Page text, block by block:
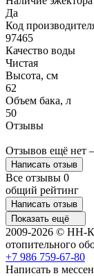
Да
Код
97465
Качество воды
Чистая
Высота, см
62
Объем бака, л
50
Отзывы
Отзывов ещё нет
Написать отзыв
Все отзывы 0
общий рейтинг
Написать отзыв
Показать ещё
2009-2026 © НН-
отопительного
+7 986 759-67-80
Написать в